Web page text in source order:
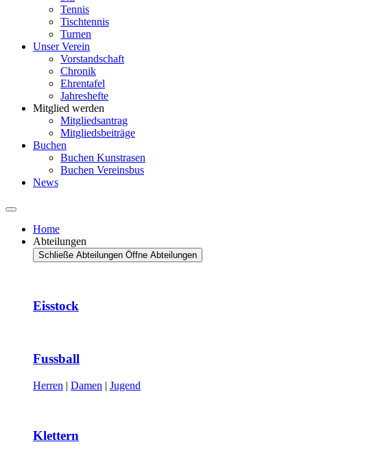
Tennis
Tischtennis
Turnen
Unser Verein
Vorstandschaft
Chronik
Ehrentafel
Jahreshefte
Mitglied werden
Mitgliedsantrag
Mitgliedsbeiträge
Buchen
Buchen Kunstrasen
Buchen Vereinsbus
News
Home
Abteilungen
Schließe Abteilungen Öffne Abteilungen
Eisstock
Fussball
Herren | Damen | Jugend
Klettern